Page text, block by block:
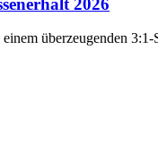
überzeugenden